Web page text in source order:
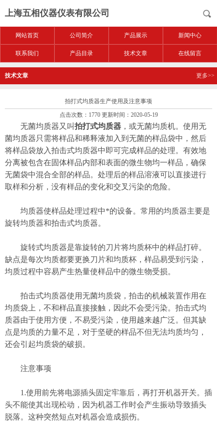
上海五相仪器仪表有限公司
网站首页 公司简介 产品展示 新闻中心
联系我们 产品目录 技术文章 在线留言
技术文章 更多>>
拍打式均质器生产使用及注意事项
点击次数：1770 更新时间：2020-05-19
无菌均质器又叫拍打式均质器 ，或无菌均质机。使用无
菌均质器只需将样品和稀释液加入到无菌的样品袋中，然后
将样品袋放入拍击式均质器中即可完成样品的处理。有效地
分离被包含在固体样品内部和表面的微生物均一样品，确保
无菌袋中混合全部的样品。处理后的样品溶液可以直接进行
取样和分析，没有样品的变化和交叉污染的危险。
均质器使样品处理过程中*的设备。常用的均质器主要是
旋转均质器和拍击式均质器。
旋转式均质器是靠旋转的刀片将均质杯中的样品打碎。
缺点是每次均质都要更换刀片和均质杯，样品易受到污染，
均质过程中容易产生热量使样品中的微生物受损。
拍击式均质器使用无菌均质袋，拍击的机械装置作用在
均质袋上，不和样品直接接触，因此不会受污染。拍击式均
质器由于使用方便，不易受污染，使用越来越广泛。但其缺
点是均质的力量不足，对于坚硬的样品不但无法均质均匀，
还会引起均质袋的破损。
注意事项
1.使用前先将电源插头固定牢靠后，再打开机器开关。插
头不能使其出现松动，因为机器工作时会产生振动导致插头
脱落。这种突然短点对机器会造成损伤。